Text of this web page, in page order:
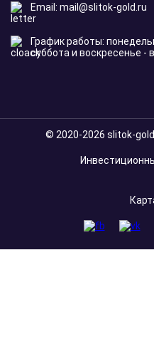
Email: mail@slitok-gold.ru
График работы:
суббота и воскресенье -
© 2020-2026 slitok-